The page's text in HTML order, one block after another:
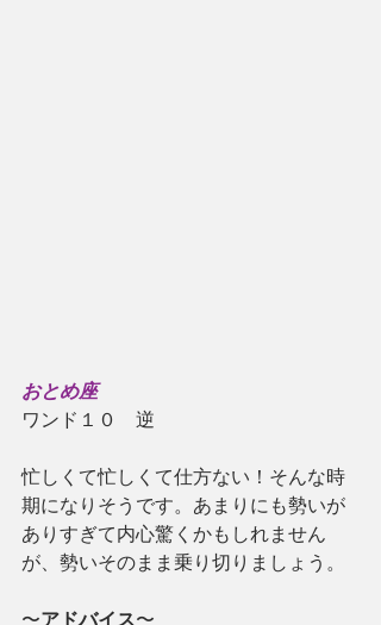
おとめ座
ワンド１０　逆
忙しくて忙しくて仕方ない！そんな時
期になりそうです。あまりにも勢いが
ありすぎて内心驚くかもしれません
が、勢いそのまま乗り切りましょう。
〜アドバイス〜